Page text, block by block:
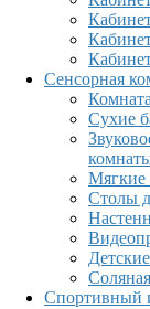
Сенсорная
Сухие
Мягкие
Столы
Спортивный